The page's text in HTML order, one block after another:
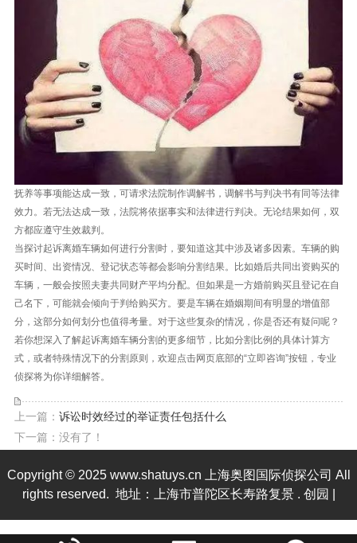
抚养等事项能达成一致，可请求法院制作调解书，调解书与判决书有同等法律
效力。若无法达成一致，法院将依据事实和法律进行判决。无论结果如何，双
方都应遵守生效裁判。
当探讨起诉离婚车辆如何进行分割时，要知道这其中涉及诸多因素。车辆的购
买时间、出资情况、登记状态等都会影响分割结果。比如婚后共同出资购买的
车辆，一般会按照夫妻共同财产平均分配。但如果是一方婚前购买且登记在自
己名下，可能就会倾向于判给购买方。要是车辆在婚姻期间有明显的增值部
分，这部分如何划分也值得考量。对于这些复杂的情况，你是否还有疑问呢？
若你想深入了解起诉离婚车辆分割的更多细节，比如分割比例的具体计算方
式，或者特殊情况下的分割原则，欢迎点击网页底部的“立即咨询”按钮，专业
侦探将为你详细解答。
上一篇： 诉讼时效经过的举证责任包括什么
下一篇：没有了！
Copyright © 2025 www.shatuys.cn 上海奥图国际侦探公司 All
rights reserved. 地址：上海市普陀区长寿路复景 . 创园 |